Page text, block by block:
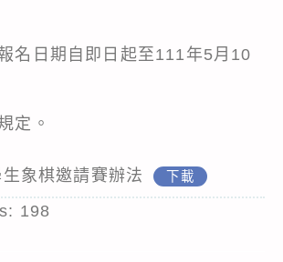
名日期自即日起至111年5月10
定。
象棋邀請賽辦法 下載
198